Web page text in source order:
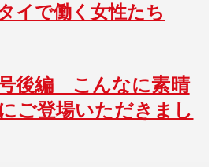
イで働く女性たち
後編 こんなに素晴
ご登場いただきまし